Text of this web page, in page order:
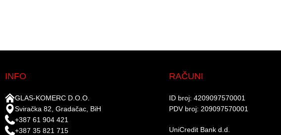
INFO
GLAS-KOMERC D.O.O.
Sviračka 82, Gradačac, BiH
+387 61 904 421
+387 35 821 715
RAČUNI
ID broj: 4209097570001​
PDV broj: 209097570001 ​
UniCredit Bank d.d.​